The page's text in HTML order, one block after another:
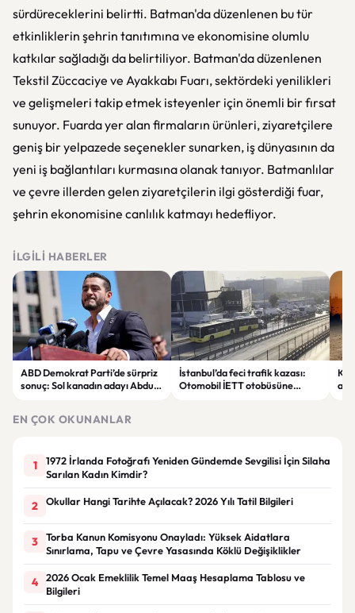
sürdüreceklerini belirtti. Batman'da düzenlenen bu tür
etkinliklerin şehrin tanıtımına ve ekonomisine olumlu
katkılar sağladığı da belirtiliyor. Batman'da düzenlenen
Tekstil Züccaciye ve Ayakkabı Fuarı, sektördeki yenilikleri
ve gelişmeleri takip etmek isteyenler için önemli bir fırsat
sunuyor. Fuarda yer alan firmaların ürünleri, ziyaretçilere
geniş bir yelpazede seçenekler sunarken, iş dünyasının da
yeni iş bağlantıları kurmasına olanak tanıyor. Batmanlılar
ve çevre illerden gelen ziyaretçilerin ilgi gösterdiği fuar,
şehrin ekonomisine canlılık katmayı hedefliyor.
İLGILI HABERLER
ABD Demokrat Parti’de sürpriz
sonuç: Sol kanadın adayı Abdul
İstanbul’da feci trafik kazası:
Otomobil İETT otobüsüne
EN ÇOK OKUNANLAR
1
1972 İrlanda Fotoğrafı Yeniden Gündemde Sevgilisi İçin Silaha
Sarılan Kadın Kimdir?
2 Okullar Hangi Tarihte Açılacak? 2026 Yılı Tatil Bilgileri
3
Torba Kanun Komisyonu Onayladı: Yüksek Aidatlara
Sınırlama, Tapu ve Çevre Yasasında Köklü Değişiklikler
4
2026 Ocak Emeklilik Temel Maaş Hesaplama Tablosu ve
Bilgileri